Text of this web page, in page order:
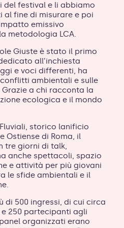
festival e li abbiamo
al fine di misurare e poi
emissivo
metodologia LCA.
Giuste è stato il primo
all’inchiesta
e voci differenti, ha
ambientali e sulle
a chi racconta la
ecologica e il mondo
storico lanificio
Ostiense di Roma, il
tre giorni di talk,
anche spettacoli, spazio
e attività per più giovani
le sfide ambientali e il
di 500 ingressi, di cui circa
250 partecipanti agli
organizzati erano